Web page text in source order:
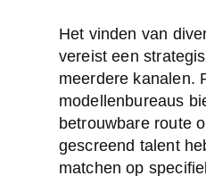
Het vinden van
vereist een
meerdere kanalen.
modellenbureaus
betrouwbare route
gescreend talent
matchen op